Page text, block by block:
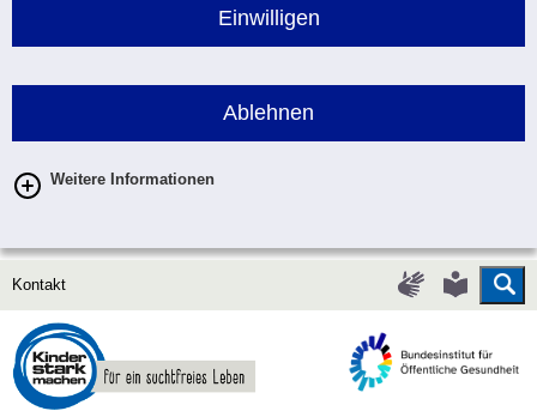
Einwilligen
Ablehnen
Weitere Informationen
Leichte
Sprache
Kontakt
zur
Startseite